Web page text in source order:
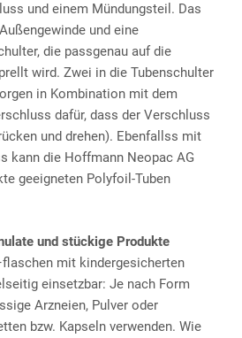
und einem Mündungsteil. Das
und eine
die passgenau auf die
wird. Zwei in die Tubenschulter
in Kombination mit dem
dafür, dass der Verschluss
und drehen). Ebenfallss mit
kann die Hoffmann Neopac AG
geeigneten Polyfoil-Tuben
und stückige Produkte
mit kindergesicherten
einsetzbar: Je nach Form
Arzneien, Pulver oder
bzw. Kapseln verwenden. Wie